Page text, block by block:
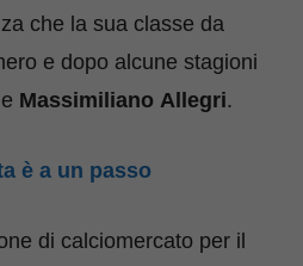
che la sua classe da
e dopo alcune stagioni
Massimiliano Allegri.
è a un passo
di calciomercato per il